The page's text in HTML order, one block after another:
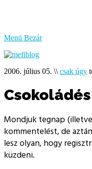
Menü Bezár
2006. július 05. \\ csak úgy
Mondjuk tegnap
kommentelést, de
lesz olyan, hogy
küzdeni.